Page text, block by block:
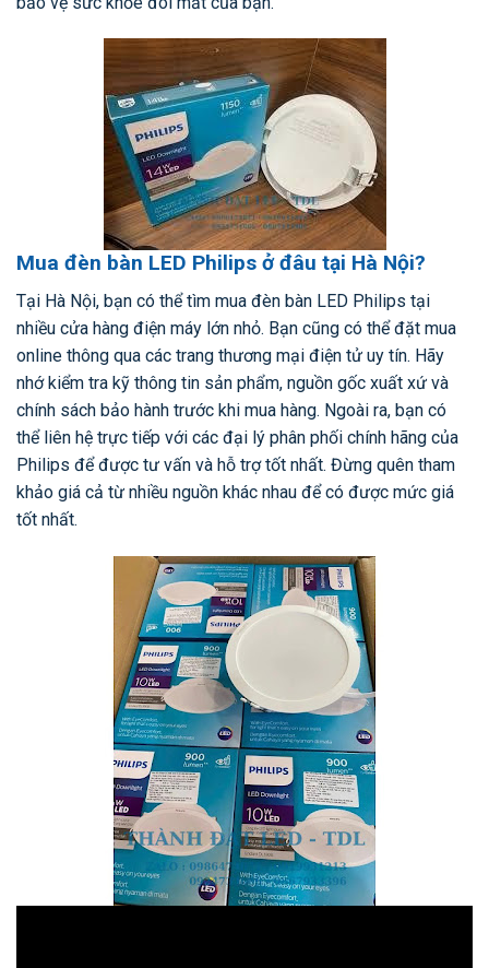
Mua đèn bàn LED Philips ở đâu tại Hà Nội?
Tại Hà Nội, bạn có thể tìm mua đèn bàn LED Philips tại
nhiều cửa hàng điện máy lớn nhỏ. Bạn cũng có thể đặt mua
online thông qua các trang thương mại điện tử uy tín. Hãy
nhớ kiểm tra kỹ thông tin sản phẩm, nguồn gốc xuất xứ và
chính sách bảo hành trước khi mua hàng. Ngoài ra, bạn có
thể liên hệ trực tiếp với các đại lý phân phối chính hãng của
Philips để được tư vấn và hỗ trợ tốt nhất. Đừng quên tham
khảo giá cả từ nhiều nguồn khác nhau để có được mức giá
tốt nhất.